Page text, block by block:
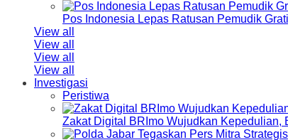
Pos Indonesia Lepas Ratusan Pemudik
View all
View all
View all
View all
Investigasi
Peristiwa
Zakat Digital BRImo Wujudkan